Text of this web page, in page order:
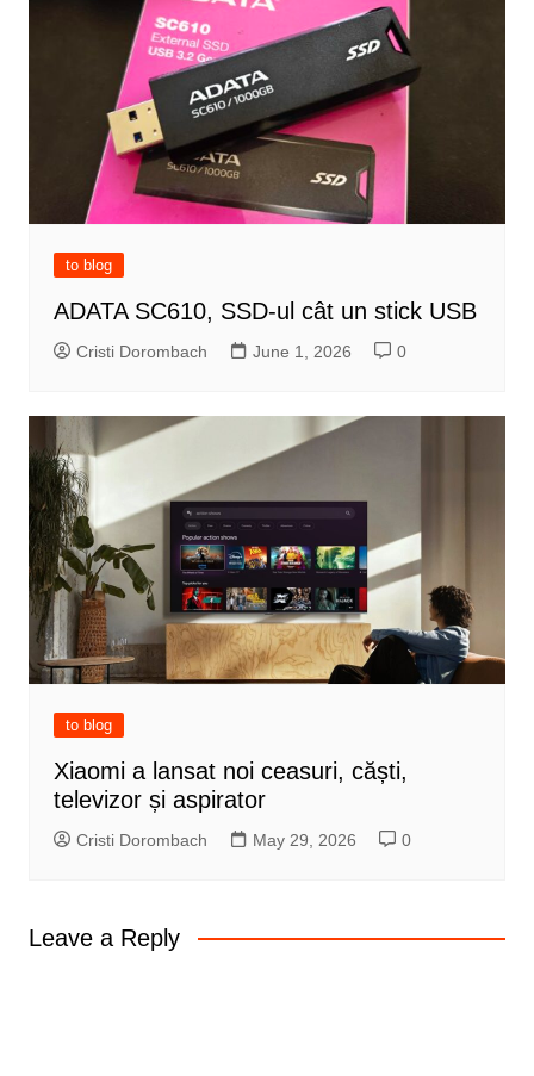
to blog
ADATA SC610, SSD-ul cât un stick USB
Cristi Dorombach June 1, 2026 0
to blog
Xiaomi a lansat noi ceasuri, căști,
televizor și aspirator
Cristi Dorombach May 29, 2026 0
Leave a Reply